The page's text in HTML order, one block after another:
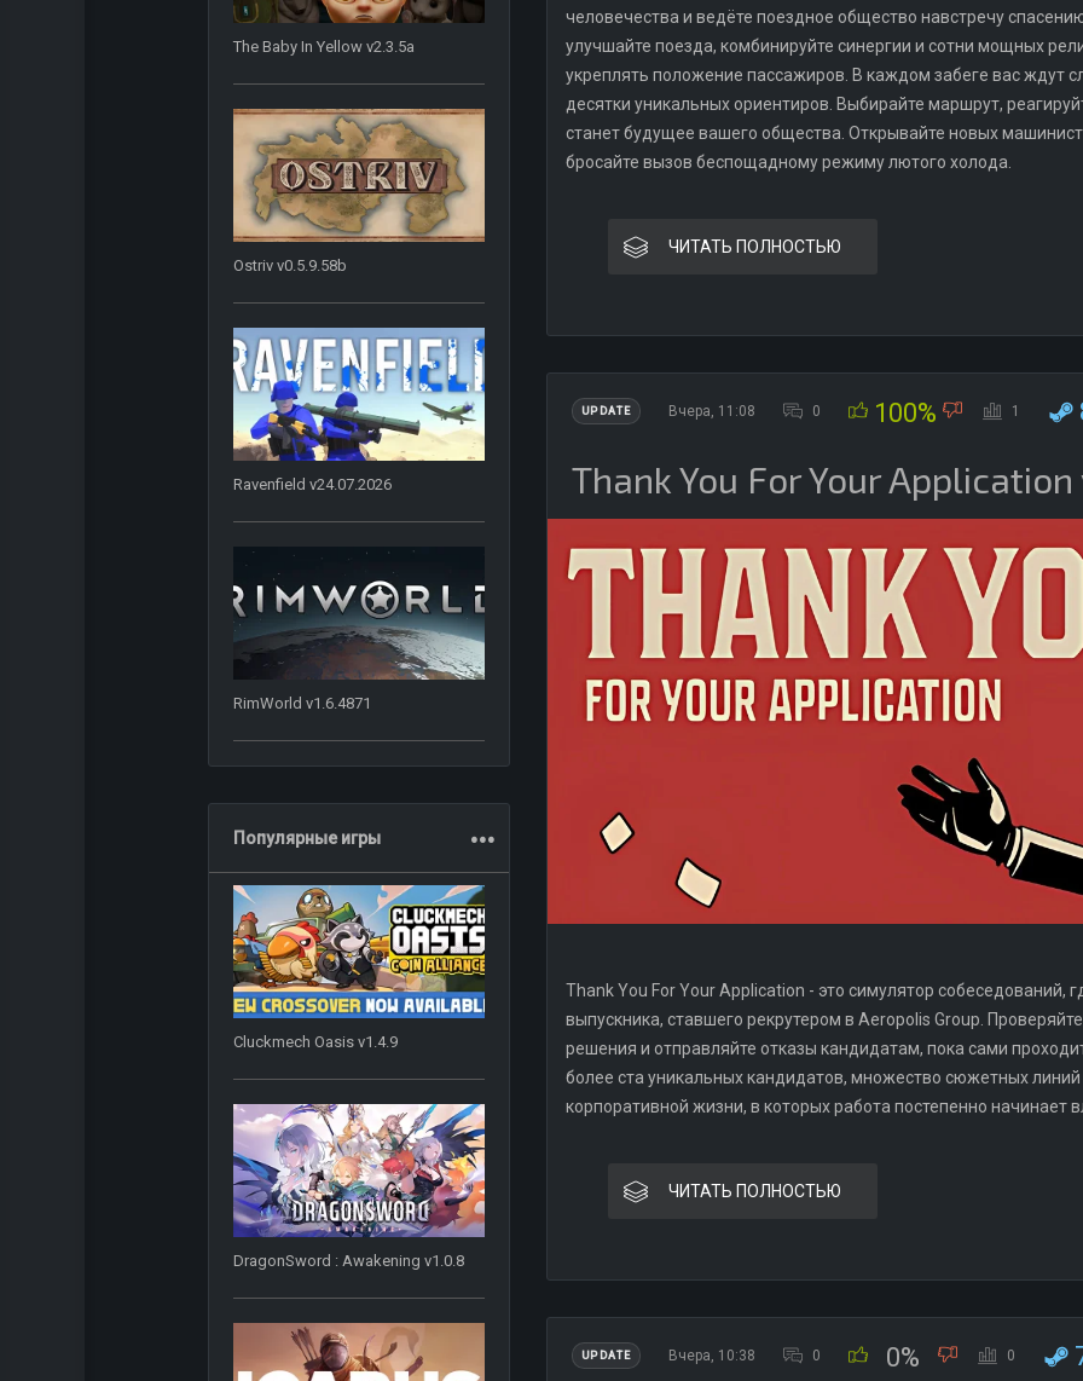
The Baby In Yellow v2.3.5a
Ostriv v0.5.9.58b
Ravenfield v24.07.2026
RimWorld v1.6.4871
Популярные игры ...
Cluckmech Oasis v1.4.9
DragonSword : Awakening v1.0.8
человечества и ведёте поездное общество навстречу
улучшайте поезда, комбинируйте синергии и сотни мощных
укреплять положение пассажиров. В каждом забеге вас ждут
десятки уникальных ориентиров. Выбирайте маршрут,
станет будущее вашего общества. Открывайте новых
бросайте вызов беспощадному режиму лютого холода.
ЧИТАТЬ ПОЛНОСТЬЮ
UPDATE Вчера, 11:08 0 100% 1
Thank You For Your Application
Thank You For Your Application - это симулятор собеседований,
выпускника, ставшего рекрутером в Aeropolis Group.
решения и отправляйте отказы кандидатам, пока сами
более ста уникальных кандидатов, множество сюжетных
корпоративной жизни, в которых работа постепенно начинает
ЧИТАТЬ ПОЛНОСТЬЮ
UPDATE Вчера, 10:38 0 0% 0